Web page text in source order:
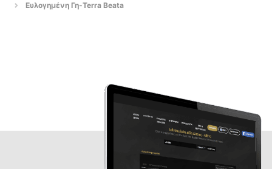
Ευλογημένη Γη-Terra Beata